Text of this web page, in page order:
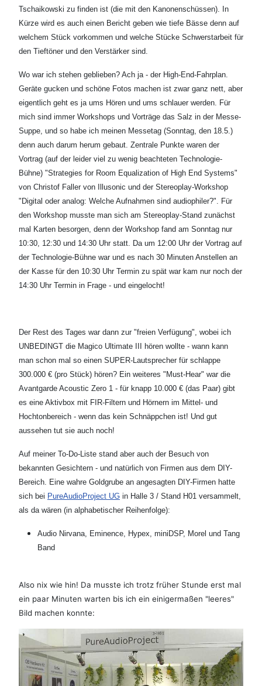
Tschaikowski zu finden ist (die mit den Kanonenschüssen). In
Kürze wird es auch einen Bericht geben wie tiefe Bässe denn auf
welchem Stück vorkommen und welche Stücke Schwerstarbeit für
den Tieftöner und den Verstärker sind.
Wo war ich stehen geblieben? Ach ja - der High-End-Fahrplan.
Geräte gucken und schöne Fotos machen ist zwar ganz nett, aber
eigentlich geht es ja ums Hören und ums schlauer werden. Für
mich sind immer Workshops und Vorträge das Salz in der Messe-
Suppe, und so habe ich meinen Messetag (Sonntag, den 18.5.)
denn auch darum herum gebaut. Zentrale Punkte waren der
Vortrag (auf der leider viel zu wenig beachteten Technologie-
Bühne) "Strategies for Room Equalization of High End Systems"
von Christof Faller von Illusonic und der Stereoplay-Workshop
"Digital oder analog: Welche Aufnahmen sind audiophiler?". Für
den Workshop musste man sich am Stereoplay-Stand zunächst
mal Karten besorgen, denn der Workshop fand am Sonntag nur
10:30, 12:30 und 14:30 Uhr statt. Da um 12:00 Uhr der Vortrag auf
der Technologie-Bühne war und es nach 30 Minuten Anstellen an
der Kasse für den 10:30 Uhr Termin zu spät war kam nur noch der
14:30 Uhr Termin in Frage - und eingelocht!
Der Rest des Tages war dann zur "freien Verfügung", wobei ich
UNBEDINGT die Magico Ultimate III hören wollte - wann kann
man schon mal so einen SUPER-Lautsprecher für schlappe
300.000 € (pro Stück) hören? Ein weiteres "Must-Hear" war die
Avantgarde Acoustic Zero 1 - für knapp 10.000 € (das Paar) gibt
es eine Aktivbox mit FIR-Filtern und Hörnern im Mittel- und
Hochtonbereich - wenn das kein Schnäppchen ist! Und gut
aussehen tut sie auch noch!
Auf meiner To-Do-Liste stand aber auch der Besuch von
bekannten Gesichtern - und natürlich von Firmen aus dem DIY-
Bereich. Eine wahre Goldgrube an angesagten DIY-Firmen hatte
sich bei PureAudioProject UG in Halle 3 / Stand H01 versammelt,
als da wären (in alphabetischer Reihenfolge):
Audio Nirvana, Eminence, Hypex, miniDSP, Morel und Tang
Band
Also nix wie hin! Da musste ich trotz früher Stunde erst mal
ein paar Minuten warten bis ich ein einigermaßen "leeres"
Bild machen konnte: